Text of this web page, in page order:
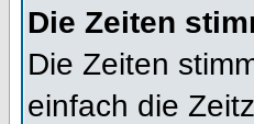
Die Zeiten
Die Zeiten
einfach die